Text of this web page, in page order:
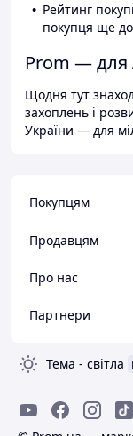
Рейтинг
покупця ще
Prom — для
Щодня тут
захоплень і
України — для
Покупцям
Продавцям
Про нас
Партнери
Тема - світла